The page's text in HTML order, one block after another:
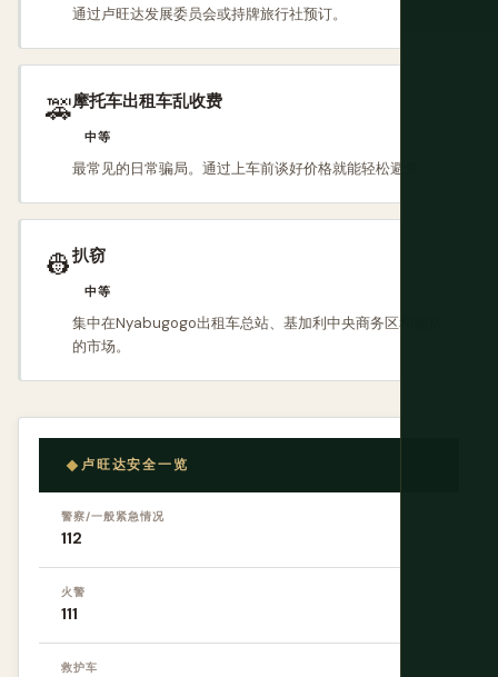
通过卢旺达发展委员会或持牌旅行社预订。
🚕摩托车出租车乱收费
中等
最常见的日常骗局。通过上车前谈好价格就能轻松避免。
👷扒窃
中等
集中在Nyabugogo出租车总站、基加利中央商务区和拥挤
的市场。
卢旺达安全一览
警察/一般紧急情况
112
火警
111
救护车